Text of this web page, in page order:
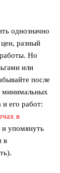
однозначно
разный
Но
или
после
минимальных
его работ:
в
и упомянуть
в